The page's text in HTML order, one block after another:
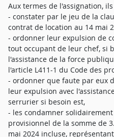
Aux termes de l'assignation,
- constater par le jeu de la
contrat de location au 14 mai
- ordonner leur expulsion de
tout occupant de leur chef, si
l'assistance de la force
l'article L411-1 du Code des
- ordonner que faute par eux
leur expulsion avec
serrurier si besoin est,
- les condamner
provisionnel de la somme de
mai 2024 incluse,